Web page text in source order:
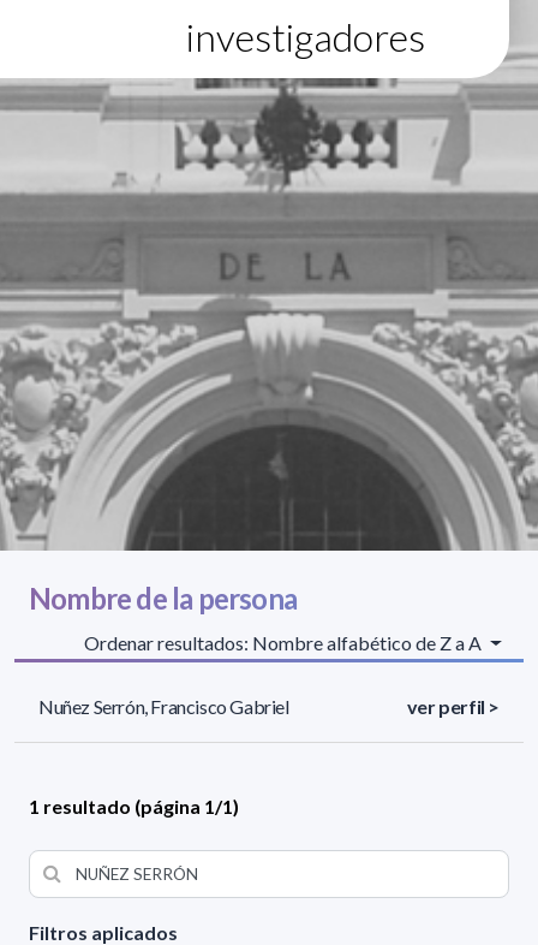
investigadores
Filtros aplicados
Nombre de la persona
Ordenar resultados: Nombre alfabético de Z a A
Nuñez Serrón, Francisco Gabriel ver perfil >
1 resultado (página 1/1)